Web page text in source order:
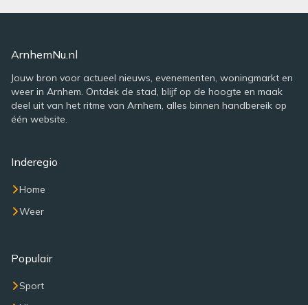
ArnhemNu.nl
Jouw bron voor actueel nieuws, evenementen, woningmarkt en
weer in Arnhem. Ontdek de stad, blijf op de hoogte en maak
deel uit van het ritme van Arnhem, alles binnen handbereik op
één website.
Inderegio
Home
Weer
Populair
Sport